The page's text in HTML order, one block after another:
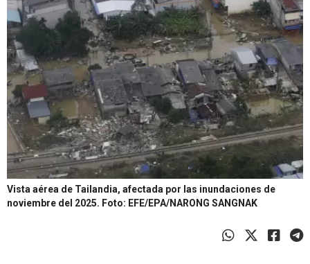
Vista aérea de Tailandia, afectada por las inundaciones de
noviembre del 2025. Foto: EFE/EPA/NARONG SANGNAK